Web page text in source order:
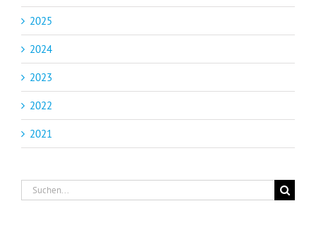
2025
2024
2023
2022
2021
Suche
nach: